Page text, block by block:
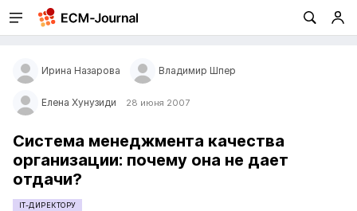
Ирина Назарова Владимир Шпер
Елена Хунузиди 28 июня 2007
Система менеджмента качества
организации: почему она не дает
отдачи?
IT-ДИРЕКТОРУ